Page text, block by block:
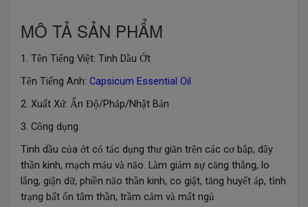
MÔ TẢ SẢN PHẨM
1. Tên Tiếng Việt: Tinh Dầu Ớt
Tên Tiếng Anh: Capsicum Essential Oil
2. Xuất Xứ: Ấn Độ/Pháp/Nhật Bản
3. Công dụng
Tinh dầu của ớt có tác dụng thư giãn trên các cơ bắp, dây
thần kinh, mạch máu và não. Làm giảm sự căng thẳng, lo
ắng, giận dữ, phiền não thần kinh, co giật, tăng huyết áp, tình
trạng bất ổn tâm thần, trầm cảm và mất ngủ